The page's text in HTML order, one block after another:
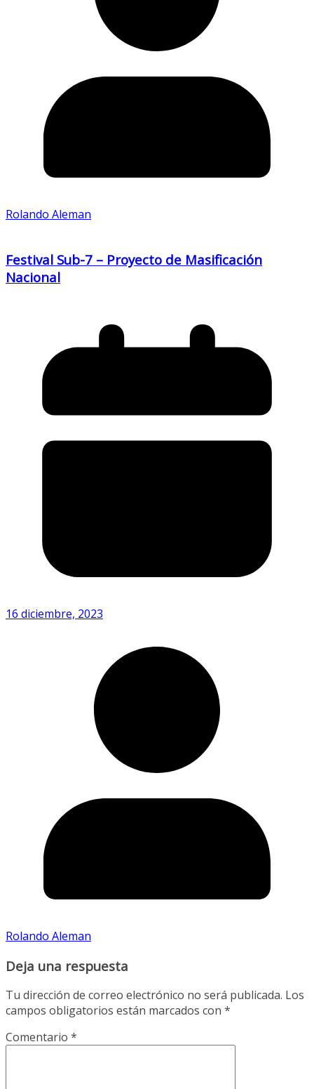
Rolando Aleman
Festival Sub-7 – Proyecto de Masificación
Nacional
16 diciembre, 2023
Rolando Aleman
Deja una respuesta
Tu dirección de correo electrónico no será publicada. Los
campos obligatorios están marcados con *
Comentario *